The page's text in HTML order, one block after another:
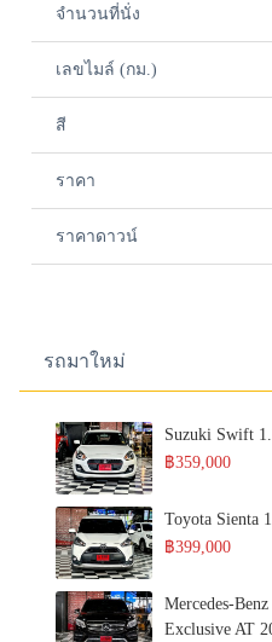
จำนวนที่นั่ง
เลขไมล์ (กม.)
สี
ราคา
ราคาดาวน์
รถมาใหม่
Suzuki Swift
฿359,000
Toyota Sienta
฿399,000
Mercedes-
Exclusive AT